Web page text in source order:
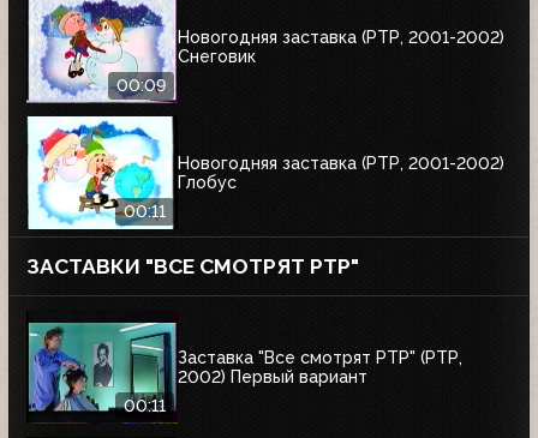
00:09
Новогодняя заставка (РТР, 2001-2002)
Снеговик
00:11
Новогодняя заставка (РТР, 2001-2002)
Глобус
ЗАСТАВКИ "ВСЕ СМОТРЯТ РТР"
00:11
Заставка "Все смотрят РТР" (РТР,
2002) Первый вариант